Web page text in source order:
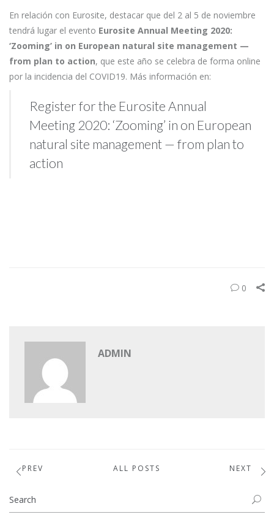
En relación con Eurosite, destacar que del 2 al 5 de noviembre
tendrá lugar el evento Eurosite Annual Meeting 2020:
‘Zooming’ in on European natural site management —
from plan to action, que este año se celebra de forma online
por la incidencia del COVID19. Más información en:
Register for the Eurosite Annual
Meeting 2020: ‘Zooming’ in on European
natural site management — from plan to
action
0
ADMIN
PREV ALL POSTS NEXT